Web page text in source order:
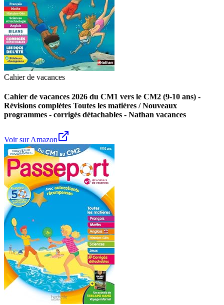
Cahier de vacances
Cahier de vacances 2026 du CM1 vers le CM2 (9-10 ans) -
Révisions complètes Toutes les matières / Nouveaux
programmes - corrigés détachables - Nathan vacances
Voir sur Amazon